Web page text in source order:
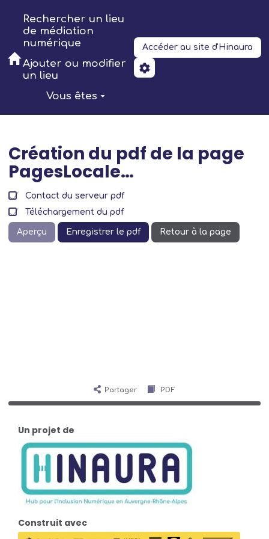
Aller au contenu principal
Rechercher un lieu
de médiation
numérique
Ajouter ou modifier
un lieu
Vous êtes
Accéder au site d'Hinaura
Création du pdf de la page
PagesLocale…
Contact du serveur pdf
Téléchargement du pdf
Aperçu Enregistrer le pdf Retour à la page
Partager PDF
Un projet de
Construit avec